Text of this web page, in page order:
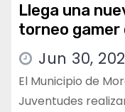
Llega una
torneo gamer
Jun 30,
El Municipio de
Juventudes